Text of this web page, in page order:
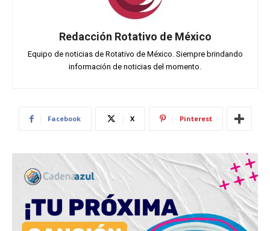
Redacción Rotativo de México
Equipo de noticias de Rotativo de México. Siempre brindando
información de noticias del momento.
Facebook X Pinterest